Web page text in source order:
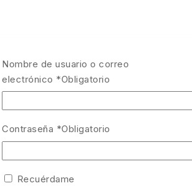
Nombre de usuario o correo
electrónico *Obligatorio
Contraseña *Obligatorio
Recuérdame